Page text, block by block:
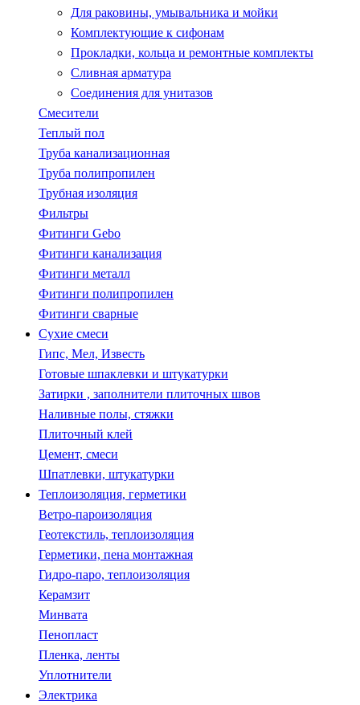
Для раковины, умывальника и мойки
Комплектующие к сифонам
Прокладки, кольца и ремонтные комплекты
Сливная арматура
Соединения для унитазов
Смесители
Теплый пол
Труба канализационная
Труба полипропилен
Трубная изоляция
Фильтры
Фитинги Gebo
Фитинги канализация
Фитинги металл
Фитинги полипропилен
Фитинги сварные
Сухие смеси
Гипс, Мел, Известь
Готовые шпаклевки и штукатурки
Затирки , заполнители плиточных швов
Наливные полы, стяжки
Плиточный клей
Цемент, смеси
Шпатлевки, штукатурки
Теплоизоляция, герметики
Ветро-пароизоляция
Геотекстиль, теплоизоляция
Герметики, пена монтажная
Гидро-паро, теплоизоляция
Керамзит
Минвата
Пенопласт
Пленка, ленты
Уплотнители
Электрика